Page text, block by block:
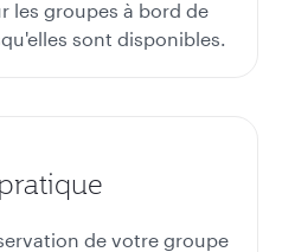
les groupes à bord de
sont disponibles.
de votre groupe